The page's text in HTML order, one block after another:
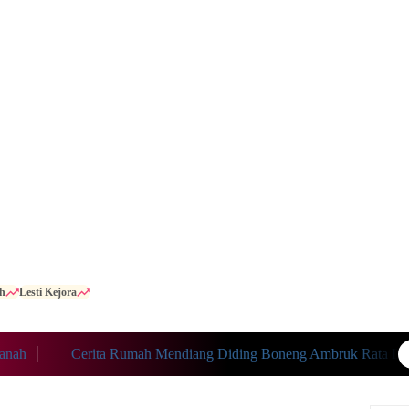
Lesti Kejora
Cerita Rumah Mendiang Diding Boneng Ambruk Rata